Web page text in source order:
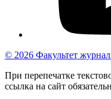
© 2026 Факультет
При перепечатке
ссылка на сайт